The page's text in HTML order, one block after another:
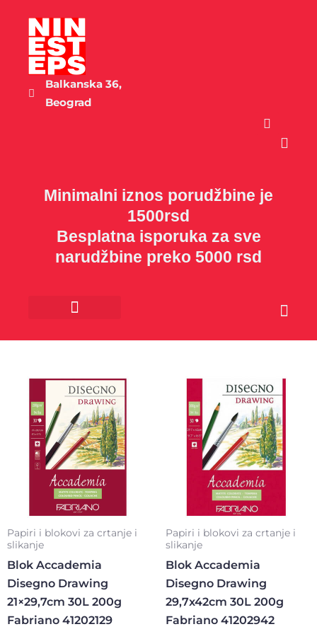
садржај
Balkanska 36,
Beograd
Cart
Minimalni iznos porudžbine je
1500rsd
Besplatna isporuka za sve
narudžbine preko 5000 rsd
Cart
Papiri i blokovi za crtanje i
slikanje
Blok Accademia
Disegno Drawing
21×29,7cm 30L 200g
Fabriano 41202129
Papiri i blokovi za crtanje i
slikanje
Blok Accademia
Disegno Drawing
29,7x42cm 30L 200g
Fabriano 41202942